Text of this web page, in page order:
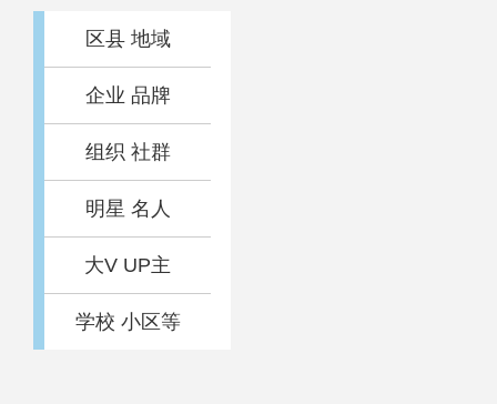
区县 地域
企业 品牌
组织 社群
明星 名人
大V UP主
学校 小区等